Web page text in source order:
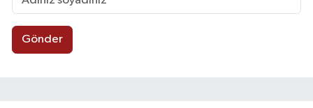
Gönder